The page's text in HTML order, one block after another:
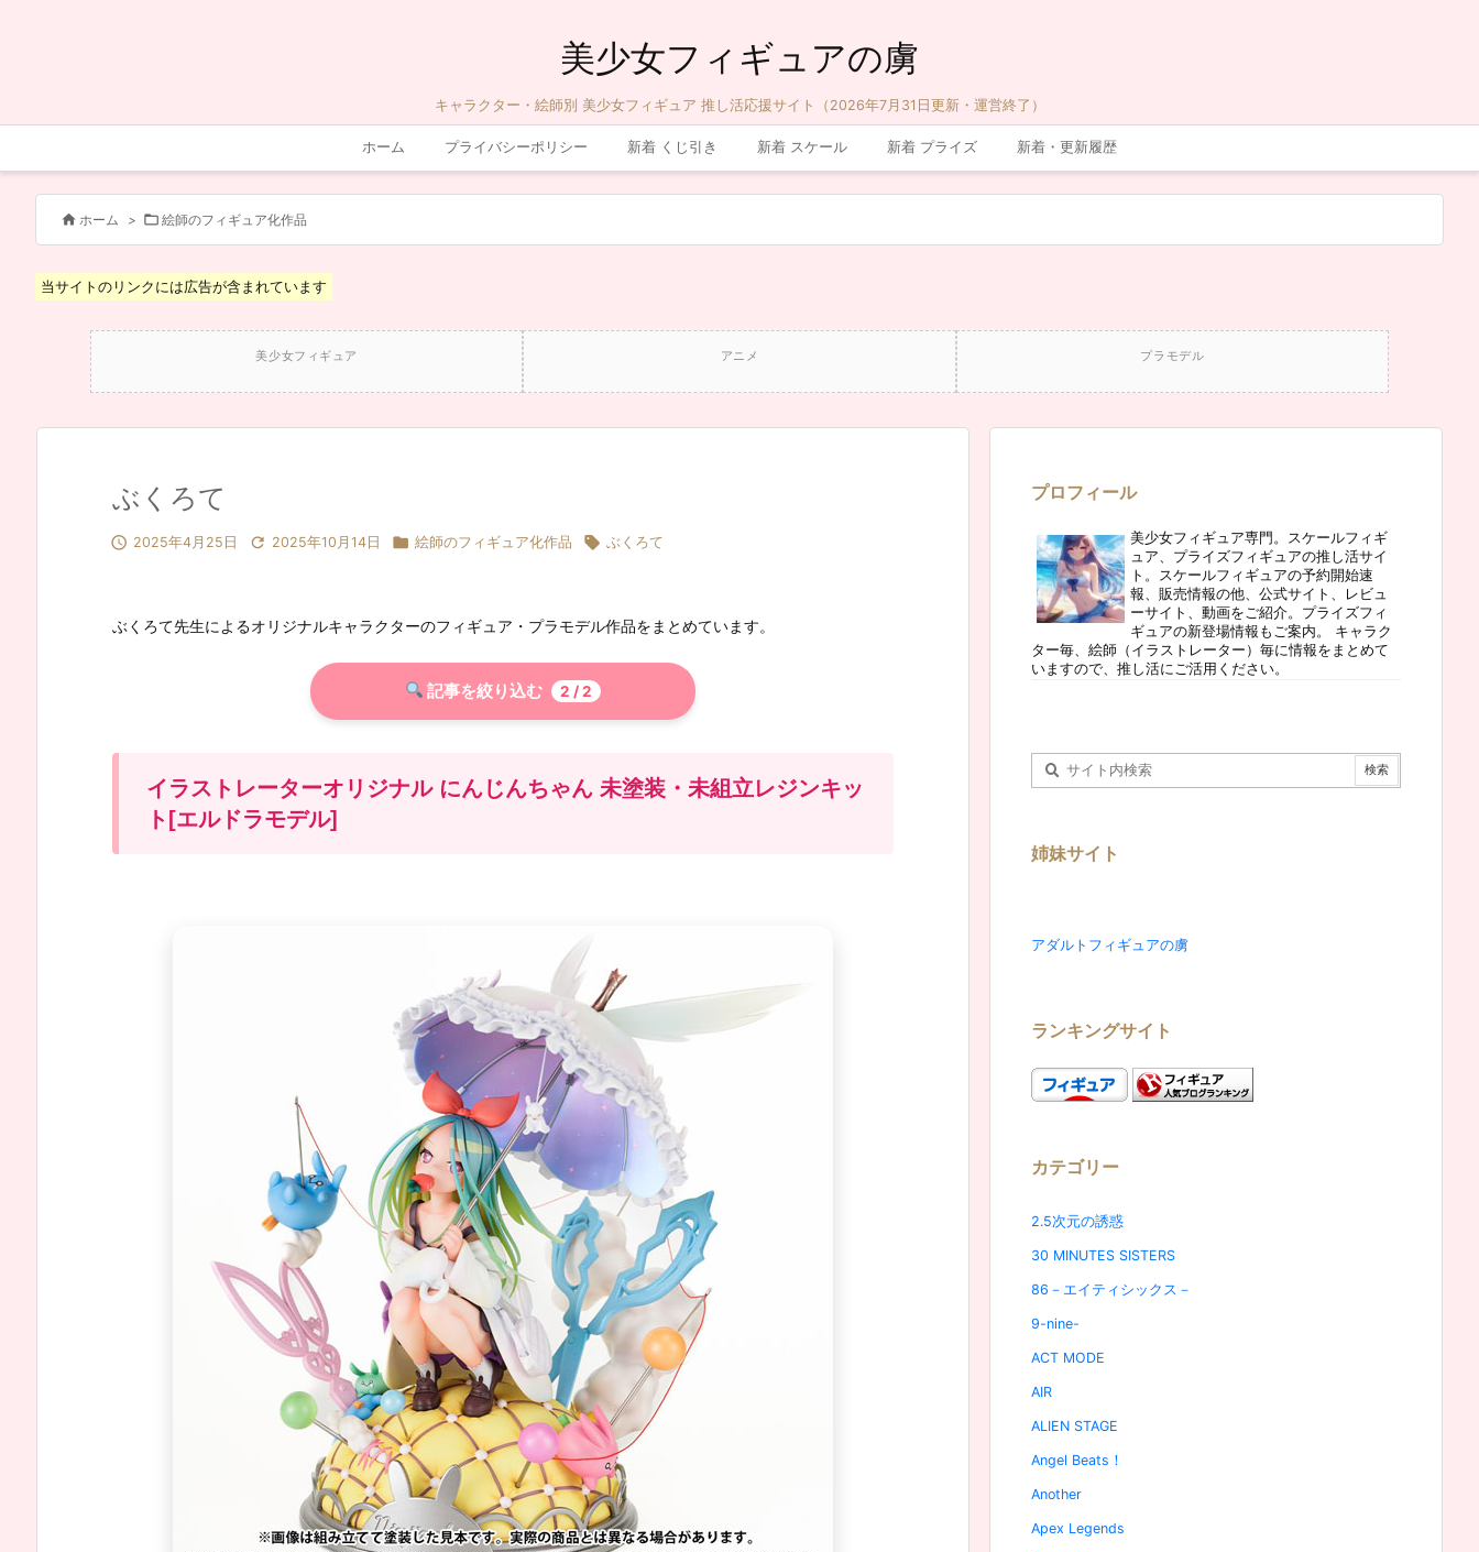
美少女フィギュアの虜
キャラクター・絵師別 美少女フィギュア 推し活応援サイト（2026年7月31日更新・運営終了）
ホーム プライバシーポリシー 新着 くじ引き 新着 スケール 新着 プライズ 新着・更新履歴
 ホーム >  絵師のフィギュア化作品
当サイトのリンクには広告が含まれています
美少女フィギュア アニメ プラモデル
ぶくろて
 2025年4月25日  2025年10月14日  絵師のフィギュア化作品  ぶくろて
ぶくろて先生によるオリジナルキャラクターのフィギュア・プラモデル作品をまとめています。
記事を絞り込む 2 / 2
イラストレーターオリジナル にんじんちゃん 未塗装・未組立レジンキッ
ト[エルドラモデル]
プロフィール
美少女フィギュア専門。スケールフィギ
ュア、プライズフィギュアの推し活サイ
ト。スケールフィギュアの予約開始速
報、販売情報の他、公式サイト、レビュ
ーサイト、動画をご紹介。プライズフィ
ギュアの新登場情報もご案内。 キャラク
ター毎、絵師（イラストレーター）毎に情報をまとめて
いますので、推し活にご活用ください。
姉妹サイト
アダルトフィギュアの虜
ランキングサイト
カテゴリー
2.5次元の誘惑
30 MINUTES SISTERS
86－エイティシックス－
9-nine-
ACT MODE
AIR
ALIEN STAGE
Angel Beats！
Another
Apex Legends